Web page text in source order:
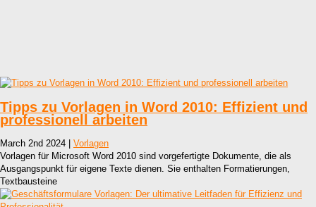
Tipps zu Vorlagen in Word 2010: Effizient und
professionell arbeiten
March 2nd 2024 | Vorlagen
Vorlagen für Microsoft Word 2010 sind vorgefertigte Dokumente, die als
Ausgangspunkt für eigene Texte dienen. Sie enthalten Formatierungen,
Textbausteine